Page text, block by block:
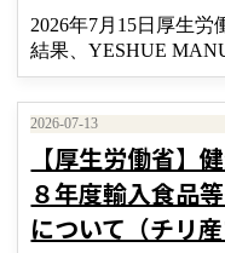
2026年7月15日厚生
結果、YESHUE
2026-07-13
【厚生労働省】
８年度輸入食品
について（チリ